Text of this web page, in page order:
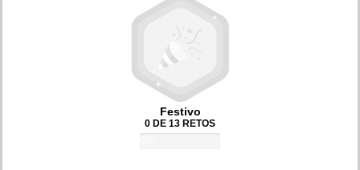
Festivo
0 DE 13 RETOS